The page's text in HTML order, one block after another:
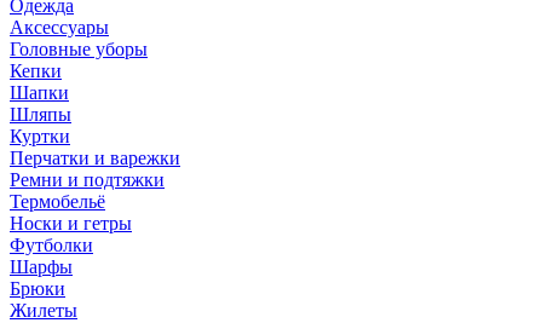
Одежда
Аксессуары
Головные уборы
Кепки
Шапки
Шляпы
Куртки
Перчатки и варежки
Ремни и подтяжки
Термобельё
Носки и гетры
Футболки
Шарфы
Брюки
Жилеты